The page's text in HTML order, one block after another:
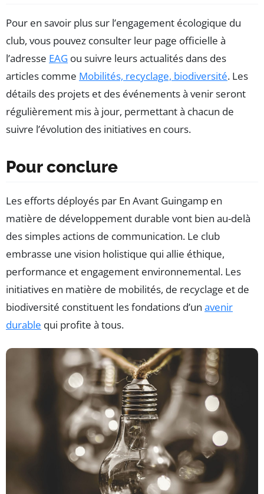
Pour en savoir plus sur l’engagement écologique du
club, vous pouvez consulter leur page officielle à
l’adresse EAG ou suivre leurs actualités dans des
articles comme Mobilités, recyclage, biodiversité. Les
détails des projets et des événements à venir seront
régulièrement mis à jour, permettant à chacun de
suivre l’évolution des initiatives en cours.
Pour conclure
Les efforts déployés par En Avant Guingamp en
matière de développement durable vont bien au-delà
des simples actions de communication. Le club
embrasse une vision holistique qui allie éthique,
performance et engagement environnemental. Les
initiatives en matière de mobilités, de recyclage et de
biodiversité constituent les fondations d’un avenir
durable qui profite à tous.